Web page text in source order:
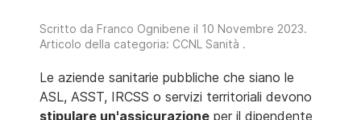
Scritto da Franco Ognibene il 10 Novembre 2023.
Articolo della categoria: CCNL Sanità .
Le aziende sanitarie pubbliche che siano le
ASL, ASST, IRCSS o servizi territoriali devono
stipulare un'assicurazione per il dipendente